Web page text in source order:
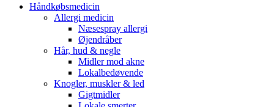
Håndkøbsmedicin
Allergi medicin
Næsespray allergi
Øjendråber
Hår, hud & negle
Midler mod akne
Lokalbedøvende
Knogler, muskler & led
Gigtmidler